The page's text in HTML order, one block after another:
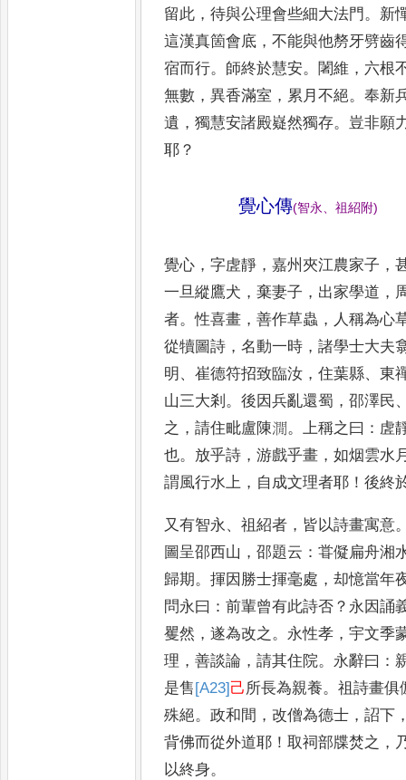
留此 ，待與公理會些細大法門。 新
這漢真箇會底 ，不能與他剺牙劈齒
宿而行。 師終於慧安。 闍維 ， 六根
無數 ，異香滿室 ， 累月不絕。奉新
遺 ，獨慧安諸殿嶷然獨存。 豈非願
耶 ？
覺心傳(智永 祖紹附)
覺心 ，字虗靜 ，嘉州夾江農家子 ，
一旦縱鷹犬 ，棄妻子 ， 出家學道 ，
者。性喜畫 ，善作草蟲 ， 人稱為心
從犢圖詩 ，名動一時 ，諸學士大夫
明 、崔德符招致臨汝 ，住葉縣、東
山三大剎 。後因兵亂還蜀 ，邵澤民
之 ，請住毗盧陳㵎。上稱之曰 ： 虗
也。 放乎詩 ，游戲乎畫 ，如烟雲水
謂風行水上 ， 自成文理者耶 ！後終
又有智永、祖紹者 ， 皆以詩畫寓意
圖呈邵西山 ，邵題云 ：甞儗扁舟湘
歸期。揮因勝士揮毫處 ，却憶當年
問永曰 ：前輩曾有此詩否 ？ 永因誦
矍然 ，遂為改之。 永性孝 ，宇文季
理 ，善談論 ，請其住院。 永辭曰 ：
是售 [A23] 己所長為親養。祖詩畫俱
殊絕。政和間 ，改僧為德士 ，詔下
背佛而從外道耶 ！取祠部牒焚之 ，
以終身。